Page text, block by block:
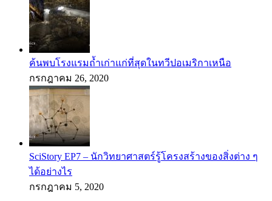
ค้นพบโรงแรมถ้ำเก่าแก่ที่สุดในทวีปอเมริกาเหนือ
กรกฎาคม 26, 2020
SciStory EP7 – นักวิทยาศาสตร์รู้โครงสร้างของสิ่งต่าง ๆ
ได้อย่างไร
กรกฎาคม 5, 2020